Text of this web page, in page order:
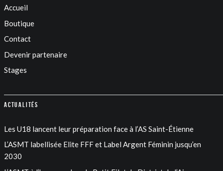
Accueil
Boutique
Contact
Devenir partenaire
Stages
Actualités
Les U18 lancent leur préparation face à l’AS Saint-Étienne
L’ASMT labellisée Elite FFF et Label Argent Féminin jusqu’en
2030